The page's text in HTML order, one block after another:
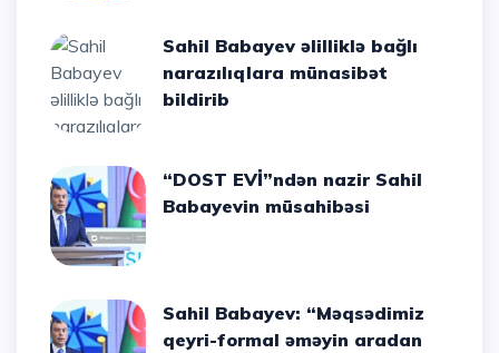
Sahil Babayev əlilliklə bağlı
narazılıqlara münasibət
bildirib
“DOST EVİ”ndən nazir Sahil
Babayevin müsahibəsi
Sahil Babayev: “Məqsədimiz
qeyri-formal əməyin aradan